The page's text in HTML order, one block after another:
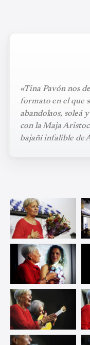
«Tina Pavón nos
formato en el que
abandolaos, soleá
con la Maja
bajañí infalible de